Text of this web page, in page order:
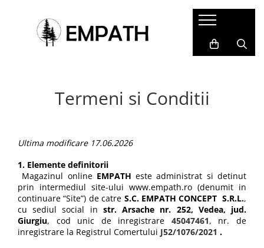
FEMEI
BĂRBAȚI
COPII
ACCESORII
Căciuli
Alte accesorii
Home&Deco
COLABORĂRI
Snow CollectionTermeni si Conditii
Ultima modificare 17.06.2026
1. Elemente definitorii
Magazinul online EMPATH este administrat si detinut
prin intermediul site-ului www.empath.ro (denumit in
continuare “Site”) de catre S.C. EMPATH CONCEPT S.R.L.,
cu sediul social in str. Arsache nr. 252, Vedea, jud.
Giurgiu, cod unic de inregistrare 45047461, nr. de
inregistrare la Registrul Comertului J52/1076/2021 .